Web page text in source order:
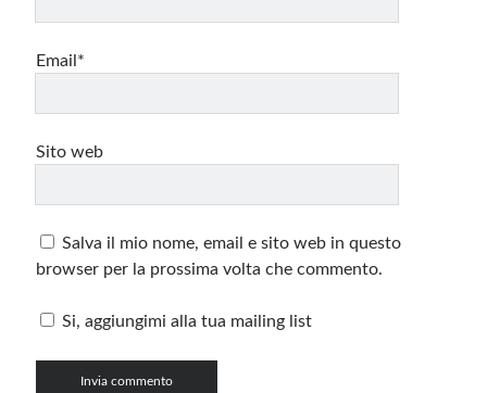
Email*
Sito web
Salva il mio nome, email e sito web in questo
browser per la prossima volta che commento.
Si, aggiungimi alla tua mailing list